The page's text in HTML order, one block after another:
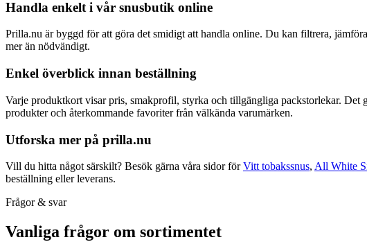
Handla enkelt i vår snusbutik online
Prilla.nu är byggd för att göra det smidigt att handla online. Du kan filtrera,
mer än nödvändigt.
Enkel överblick innan beställning
Varje produktkort visar pris, smakprofil, styrka och tillgängliga packstorlekar. Det
produkter och återkommande favoriter från välkända varumärken.
Utforska mer på prilla.nu
Vill du hitta något särskilt? Besök gärna våra sidor förVitt tobakssnus, All White
beställning eller leverans.
Frågor & svar
Vanliga frågor om sortimentet